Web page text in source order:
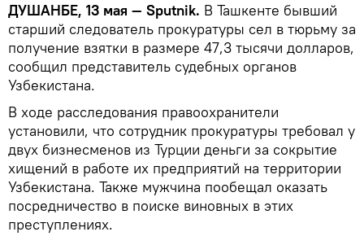
ДУШАНБЕ, 13 мая — Sputnik. В Ташкенте бывший
старший следователь прокуратуры сел в тюрьму за
получение взятки в размере 47,3 тысячи долларов,
сообщил представитель судебных органов
Узбекистана.
В ходе расследования правоохранители
установили, что сотрудник прокуратуры требовал у
двух бизнесменов из Турции деньги за сокрытие
хищений в работе их предприятий на территории
Узбекистана. Также мужчина пообещал оказать
посредничество в поиске виновных в этих
преступлениях.